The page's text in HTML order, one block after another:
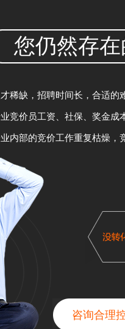
您仍然存在
才稀缺，招聘时间长，合适的
竞价员工资、社保、奖金成
内部的竞价工作重复枯燥，
咨询合理